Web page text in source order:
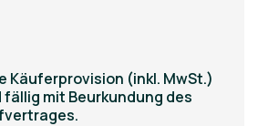
Käuferprovision (inkl. MwSt.)
mit Beurkundung des